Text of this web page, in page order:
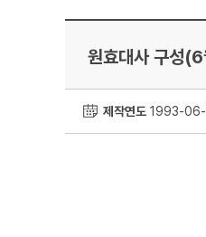
원효대사 구성
제작연도 1993-